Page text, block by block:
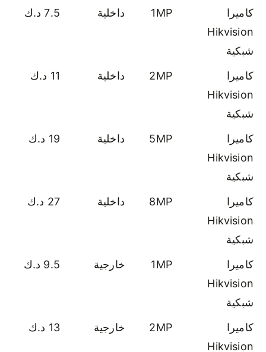
كاميرا
Hikvision
شبكية
1MP داخلية 7.5 د.ك
كاميرا
Hikvision
شبكية
2MP داخلية 11 د.ك
كاميرا
Hikvision
شبكية
5MP داخلية 19 د.ك
كاميرا
Hikvision
شبكية
8MP داخلية 27 د.ك
كاميرا
Hikvision
شبكية
1MP خارجية 9.5 د.ك
كاميرا
Hikvision
2MP خارجية 13 د.ك